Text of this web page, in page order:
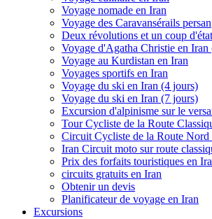
Voyage nomade en Iran
Voyage des Caravansérails persan
Deux révolutions et un coup
Voyage d'Agatha Christie en Iran
Voyage au Kurdistan en Iran
Voyages sportifs en Iran
Voyage du ski en Iran (4 jours)
Voyage du ski en Iran (7 jours)
Excursion d'alpinisme sur le
Tour Cycliste de la Route
Circuit Cycliste de la Route Nord
Iran Circuit moto sur route
Prix des forfaits touristiques en
circuits gratuits en Iran
Obtenir un devis
Planificateur de voyage en Iran
Excursions